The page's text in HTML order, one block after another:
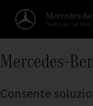
Mercedes-
Consente